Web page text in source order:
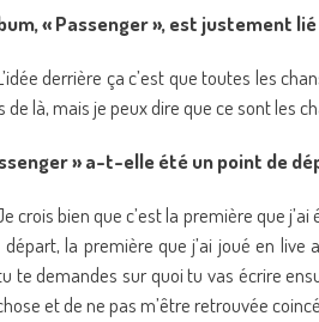
« Passenger », est justement
derrière ça c’est que toutes les
de là, mais je peux dire que ce sont les
» a-t-elle été un point de
crois bien que c’est la première que
départ, la première que j’ai joué en
te demandes sur quoi tu vas écrire
et de ne pas m’être retrouvée